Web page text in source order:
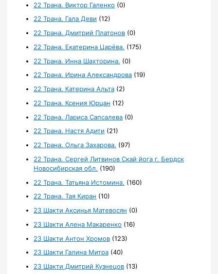
22 Трана. Виктор Галенко (0)
22 Трана. Гала Деви (12)
22 Трана. Дмитрий Платонов (0)
22 Трана. Екатерина Царёва. (175)
22 Трана. Инна Шахторина. (0)
22 Трана. Ирина Александрова (19)
22 Трана. Катерина Альта (2)
22 Трана. Ксения Юрцан (12)
22 Трана. Лариса Сапсалева (0)
22 Трана. Настя Адити (21)
22 Трана. Ольга Захарова. (97)
22 Трана. Сергей Литвинов Скай йога г. Бердск
Новосибирская обл. (190)
22 Трана. Татьяна Истомина. (160)
22 Трана. Тая Киран (10)
23 Шакти Аксинья Матевосян (0)
23 Шакти Алена Макаренко (16)
23 Шакти Антон Хромов (123)
23 Шакти Галина Митра (40)
23 Шакти Дмитрий Кузнецов (13)